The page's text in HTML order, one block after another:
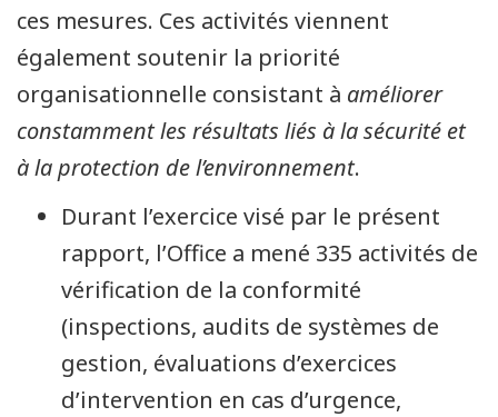
ces mesures. Ces activités viennent
également soutenir la priorité
organisationnelle consistant à améliorer
constamment les résultats liés à la sécurité et
à la protection de l’environnement.
Durant l’exercice visé par le présent
rapport, l’Office a mené 335 activités de
vérification de la conformité
(inspections, audits de systèmes de
gestion, évaluations d’exercices
d’intervention en cas d’urgence,